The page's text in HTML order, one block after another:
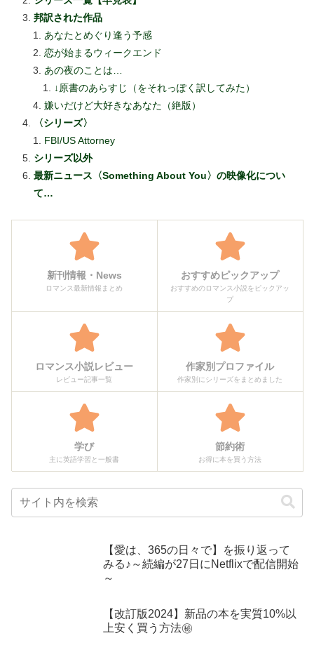
邦訳された作品
あなたとめぐり逢う予感
恋が始まるウィークエンド
あの夜のことは…
↓原書のあらすじ（をそれっぽく訳してみた）
嫌いだけど大好きなあなた（絶版）
〈シリーズ〉
FBI/US Attorney
シリーズ以外
最新ニュース〈Something About You〉の映像化につい
て…
新刊情報・News
ロマンス最新情報まとめ
おすすめピックアップ
おすすめのロマンス小説をピックアッ
プ
ロマンス小説レビュー
レビュー記事一覧
作家別プロファイル
作家別にシリーズをまとめました
学び
主に英語学習と一般書
節約術
お得に本を買う方法
【愛は、365の日々で】を振り返って
みる♪～続編が27日にNetflixで配信開始
～
【改訂版2024】新品の本を実質10%以
上安く買う方法㊙